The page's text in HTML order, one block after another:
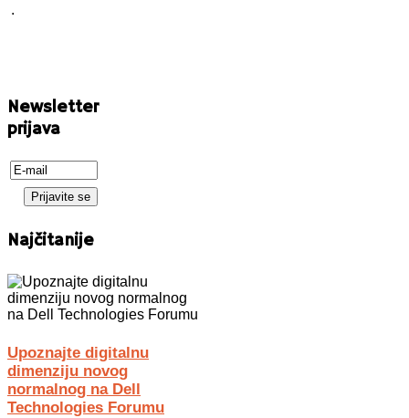
.
Newsletter
prijava
Najčitanije
Upoznajte digitalnu
dimenziju novog
normalnog na Dell
Technologies Forumu